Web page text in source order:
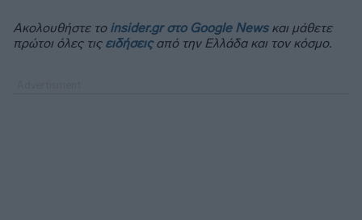
Ακολουθήστε το insider.gr στο Google Newsκαι μάθετε
πρώτοι όλες τις ειδήσειςαπό την Ελλάδα και τον κόσμο.